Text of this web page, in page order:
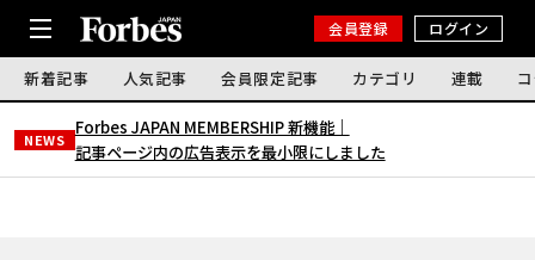
会員登録 ログイン
新着記事 人気記事 会員限定記事 カテゴリ 連載
NEWS
Forbes JAPAN MEMBERSHIP 新機能｜
記事ページ内の広告表示を最小限にしました